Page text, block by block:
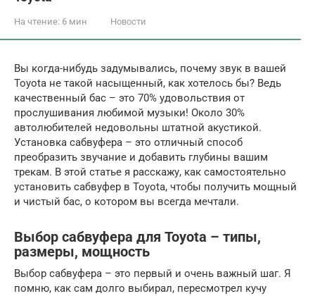
На чтение: 6 мин Новости
Вы когда-нибудь задумывались, почему звук в вашей
Toyota не такой насыщенный, как хотелось бы? Ведь
качественный бас – это 70% удовольствия от
прослушивания любимой музыки! Около 30%
автолюбителей недовольны штатной акустикой.
Установка сабвуфера – это отличный способ
преобразить звучание и добавить глубины вашим
трекам. В этой статье я расскажу, как самостоятельно
установить сабвуфер в Toyota, чтобы получить мощный
и чистый бас, о котором вы всегда мечтали.
Выбор сабвуфера для Toyota – типы,
размеры, мощность
Выбор сабвуфера – это первый и очень важный шаг. Я
помню, как сам долго выбирал, пересмотрел кучу